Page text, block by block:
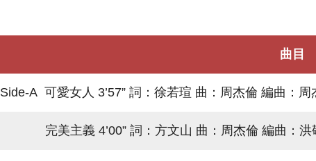
曲目
Side-A 可愛女人 3’57” 詞：徐若瑄 曲：周杰倫 編曲：周
完美主義 4’00” 詞：方文山 曲：周杰倫 編曲：洪